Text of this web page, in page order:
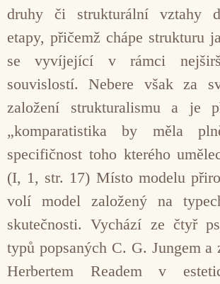
druhy či strukturální vztahy
etapy, přičemž chápe strukturu
se vyvíjející v rámci
souvislostí. Nebere však za
založení strukturalismu a je
„komparatistika by měla
specifičnost toho kterého
(I, 1, str. 17) Místo modelu
volí model založený na
skutečnosti. Vychází ze čtyř
typů popsaných C. G. Jungem
Herbertem Readem v